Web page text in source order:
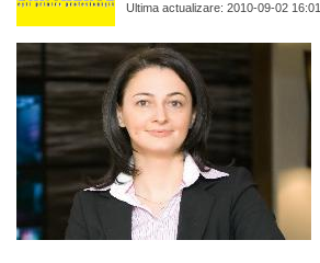
Ultima actualizare: 2010-09-02 16:01